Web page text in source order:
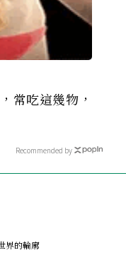
常吃這幾物，
Recommended by
界的輪廓